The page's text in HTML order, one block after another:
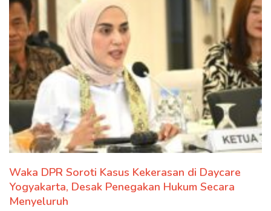
Waka DPR Soroti Kasus Kekerasan di Daycare
Yogyakarta, Desak Penegakan Hukum Secara
Menyeluruh